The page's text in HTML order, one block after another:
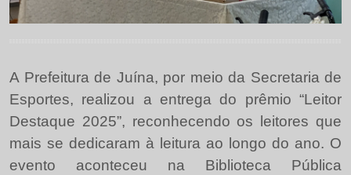
A Prefeitura de Juína, por meio da Secretaria de
Esportes, realizou a entrega do prêmio “Leitor
Destaque 2025”, reconhecendo os leitores que
mais se dedicaram à leitura ao longo do ano. O
evento aconteceu na Biblioteca Pública